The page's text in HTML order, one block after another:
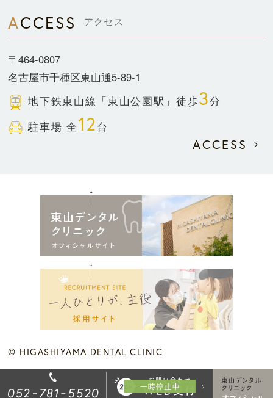
ACCESS アクセス
〒464-0807
名古屋市千種区東山通5-89-1
地下鉄東山線 「東山公園駅」徒歩3分
駐車場 全12台
ACCESS
© HIGASHIYAMA DENTAL CLINIC